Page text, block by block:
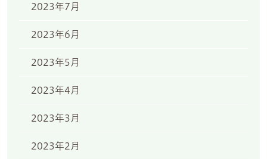
2023年7月
2023年6月
2023年5月
2023年4月
2023年3月
2023年2月